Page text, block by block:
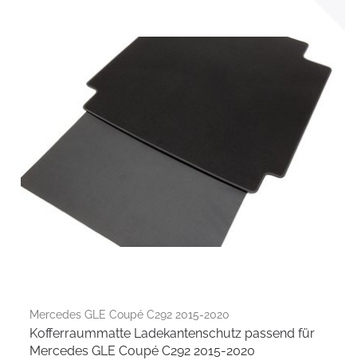
Mercedes GLE Coupé C292 2015-2020
Kofferraummatte Ladekantenschutz passend für
Mercedes GLE Coupé C292 2015-2020